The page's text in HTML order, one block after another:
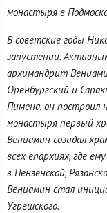
монастыря в
В советские годы
запустении.
архимандрит
Оренбургский и
Пимена, он построил
монастыря первый
Вениамин созидал
всех епархиях, где
в Пензенской,
Вениамин стал
Угрешского.